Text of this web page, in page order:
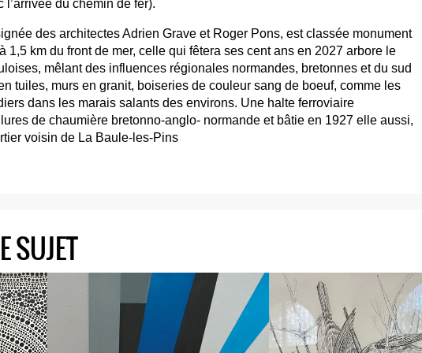
l’arrivée du chemin de fer).
des architectes Adrien Grave et Roger Pons, est classée monument
1,5 km du front de mer, celle qui fêtera ses cent ans en 2027 arbore le
mêlant des influences régionales normandes, bretonnes et du sud
tuiles, murs en granit, boiseries de couleur sang de boeuf, comme les
dans les marais salants des environs. Une halte ferroviaire
de chaumière bretonno-anglo- normande et bâtie en 1927 elle aussi,
voisin de La Baule-les-Pins
SUJET